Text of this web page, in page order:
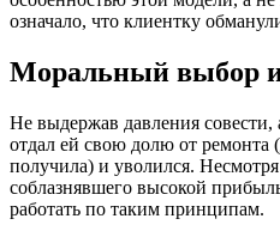
означало, что клиентку
Моральный выбор и
Не выдержав давления совести,
отдал ей свою долю от
получила) и уволился.
соблазнявшего высокой
работать по таким принципам.